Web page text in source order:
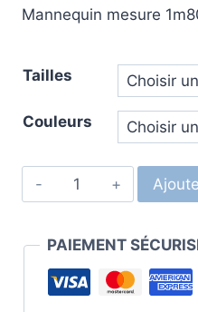
Mannequin mesure
Tailles
Couleurs
PAIEMENT